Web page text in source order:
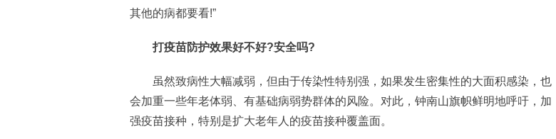
其他的病都要看!”
打疫苗防护效果好不好?安全吗?
虽然致病性大幅减弱，但由于传染性特别强，如果发生密集性的大面积感染，也
会加重一些年老体弱、有基础病弱势群体的风险。对此，钟南山旗帜鲜明地呼吁，加
强疫苗接种，特别是扩大老年人的疫苗接种覆盖面。